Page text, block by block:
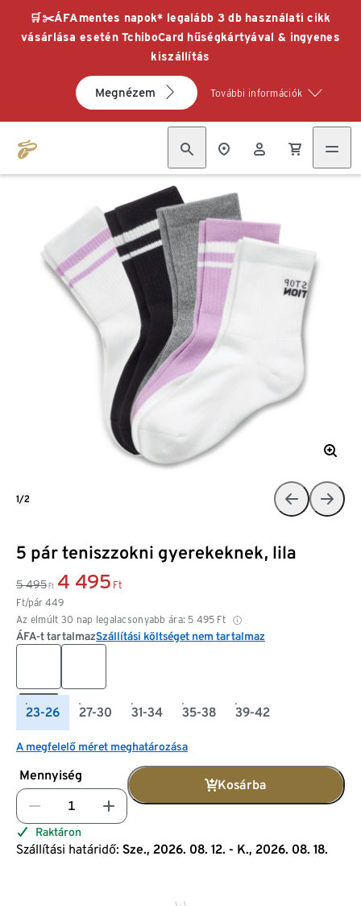
🛒✂️ÁFAmentes napok* legalább 3 db használati cikk
vásárlása esetén TchiboCard hűségkártyával & ingyenes
kiszállítás
Megnézem További információk
5 pár teniszzokni gyerekeknek, lila
5 495 Ft 4 495 Ft
Ft/pár 449
Az elmúlt 30 nap legalacsonyabb ára: 5 495 Ft
ÁFA-t tartalmazSzállítási költséget nem tartalmaz
23-26 27-30 31-34 35-38 39-42
A megfelelő méret meghatározása
Mennyiség
Kosárba
Raktáron
Szállítási határidő: Sze., 2026. 08. 12. - K., 2026. 08. 18.
1/2